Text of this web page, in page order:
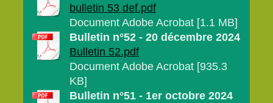
bulletin 53 def.pdf
Document Adobe Acrobat [1.1 MB]
Bulletin n°52 - 20 décembre 2024
Bulletin 52.pdf
Document Adobe Acrobat [935.3
KB]
Bulletin n°51 - 1er octobre 2024